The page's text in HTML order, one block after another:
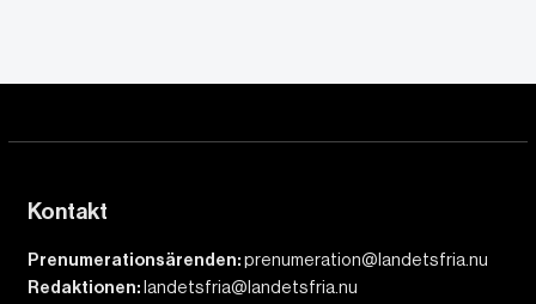
Kontakt
Prenumerationsärenden:prenumeration@landetsfria.nu
Redaktionen: landetsfria@landetsfria.nu